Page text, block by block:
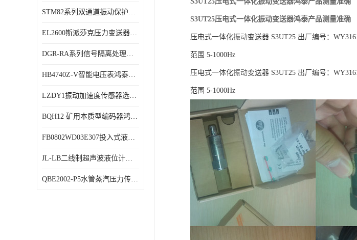
特殊用途变送器
STM82系列双通道振动保护表鸿泰产品技术规格
EL2600斯派莎克压力变送器技术规格
DGR-RA系列信号隔离处理器鸿泰产品技术规格
HB4740Z-V智能电压表鸿泰产品外形美观大方
LZDY1振动加速度传感器选型资料
BQH12 矿用本质型编码器鸿泰产品实物展示
FB0802WD03E307投入式液位计鸿泰产品选型参数
JL-LB二线制超声波液位计鸿泰产品外形美观大方
QBE2002-P5水管蒸汽压力传感器西门子产品技术规格
S3UT25压电式一体化振动变送器鸿泰产品测量准确
压电式一体化振动变送器 S3UT25 出厂编号：
范围 5-1000Hz
压电式一体化振动变送器 S3UT25 出厂编号：
范围 5-1000Hz